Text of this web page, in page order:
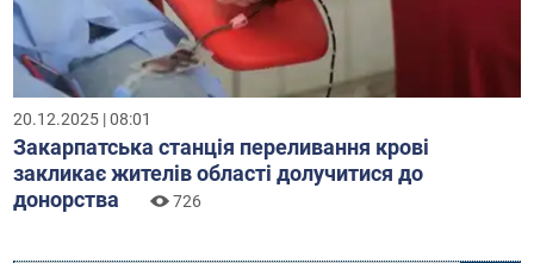
20.12.2025 | 08:01
Закарпатська станція переливання крові
закликає жителів області долучитися до
донорства
726